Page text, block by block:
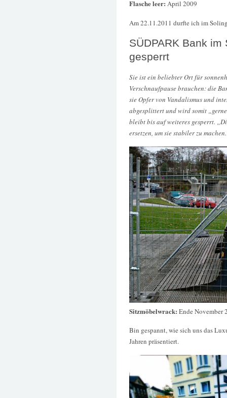
Flasche leer: April 2009
Am 22.11.2011 durfte ich im
SÜDPARK Bank
gesperrt
Sie ist ein beliebter Ort für
Verschnaufpause brauchen: die
sie Opfer von Vandalismus und
abgesplittert und wird somit
bleibt bis auf weiteres gesperrt.
ersetzen, um sie stabiler zu
Sitzmöbelwrack: Ende November
Bin gespannt, wie sich uns das
Jahren präsentiert.